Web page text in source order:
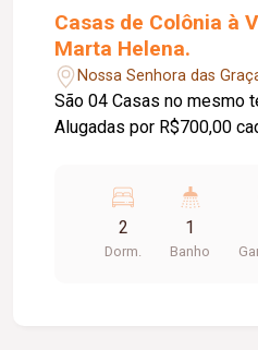
Casas de Colônia à
Marta Helena.
Nossa Senhora das
São 04 Casas no mesmo
Alugadas por R$700,00
2
Dorm.
1
Banho